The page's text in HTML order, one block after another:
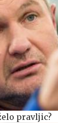
pravljic?